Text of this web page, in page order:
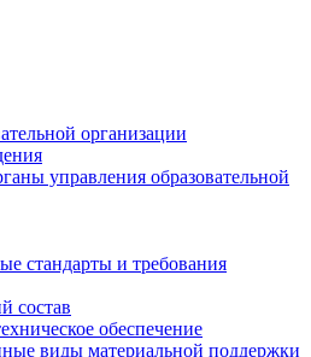
организации
управления образовательной
стандарты и требования
состав
обеспечение
виды материальной поддержки